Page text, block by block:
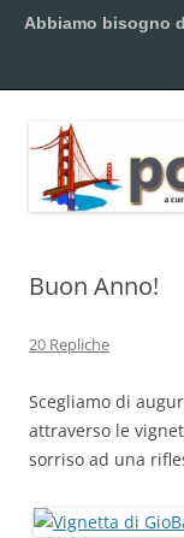
al
Pontilex
Buon Anno!
20 Repliche
Scegliamo di
attraverso le
sorriso ad una
Abbiamo bisogno